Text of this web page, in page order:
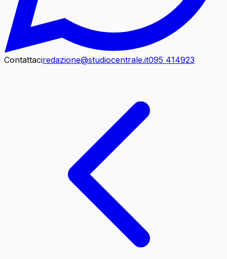
Contattaciredazione@studiocentrale.it095 414923